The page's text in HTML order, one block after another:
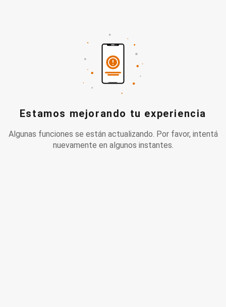
Estamos mejorando tu experiencia
Algunas funciones se están actualizando. Por favor, intentá
nuevamente en algunos instantes.